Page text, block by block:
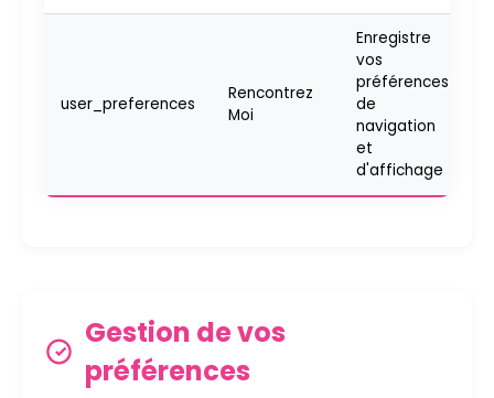
user_preferences
Rencontrez
Moi
Enregistre
vos
préférences
de
navigation
et
d'affichage
Gestion de vos
préférences